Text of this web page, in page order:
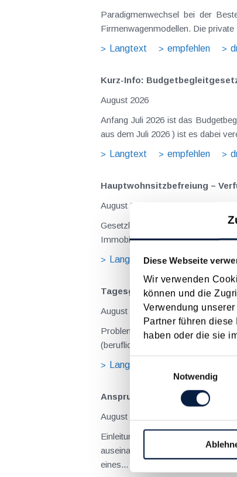
Diese Webseite
Wir verwenden
können und die
Verwendung
Partner führen
haben oder die sie
Einwilligungsauswahl
Notwendig
Paradigmenwechsel bei der Besteuerung von E-Dienstwagen Über Jahre
Firmenwagenmodellen. Die
Langtext
empfehlen
Kurz-Info:
August 2026
Anfang Juli 2026 ist das
Langtext
empfehlen
Hauptwohnsitz​­befreiung –
August 2026
Gesetzliche Grundlagen der Hauptwohnsitzbefreiung Eine Ausnahme von der bei
Immobilienertragsteuer
Langtext
empfehlen
Tagesgelder auch bei
August 2026
Problemstellung und rechtlicher Hintergrund Tagesgelder sollen Verpflegungsmehraufwendungen
(beruflich bedingten Reisen) durch
Langtext
Anspruch auf Familienbeihilfe
August 2026
Einleitung und Kernaussage der Entscheidung Das Bundesfinanzgericht (GZ RV/7103366/
auseinanderzusetzen, welchem
eines...